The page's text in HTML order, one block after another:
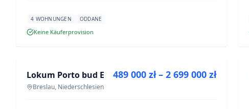
4 WOHNUNGEN ODDANE
Keine Käuferprovision
NEUBAU
Lokum Porto bud E
Breslau, Niederschlesien
489 000 zł – 2 699 000 zł